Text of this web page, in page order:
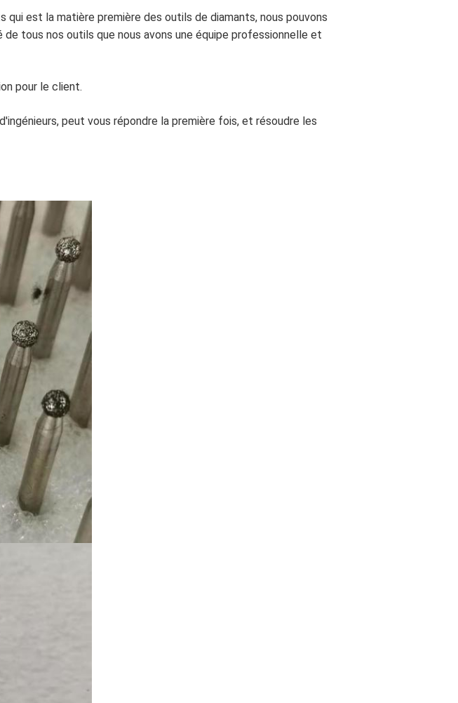
est la matière première des outils de diamants, nous pouvons
tous nos outils que nous avons une équipe professionnelle et
pour le client.
peut vous répondre la première fois, et résoudre les